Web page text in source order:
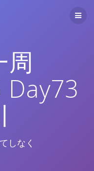
周
しなく